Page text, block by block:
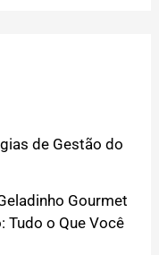
de Gestão do
Gourmet
Tudo o Que Você